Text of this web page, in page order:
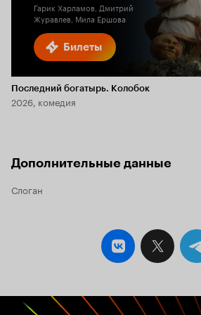
Билеты
Гарик Харламов, Дмитрий
Журавлев, Мила Ершова
Последний богатырь. Колобок
2026, комедия
Дополнительные данные
Слоган